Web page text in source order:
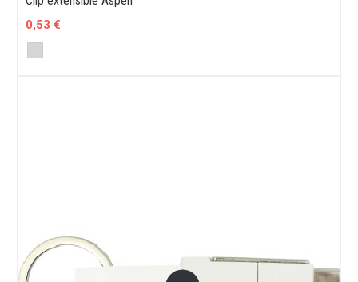
0,53 €